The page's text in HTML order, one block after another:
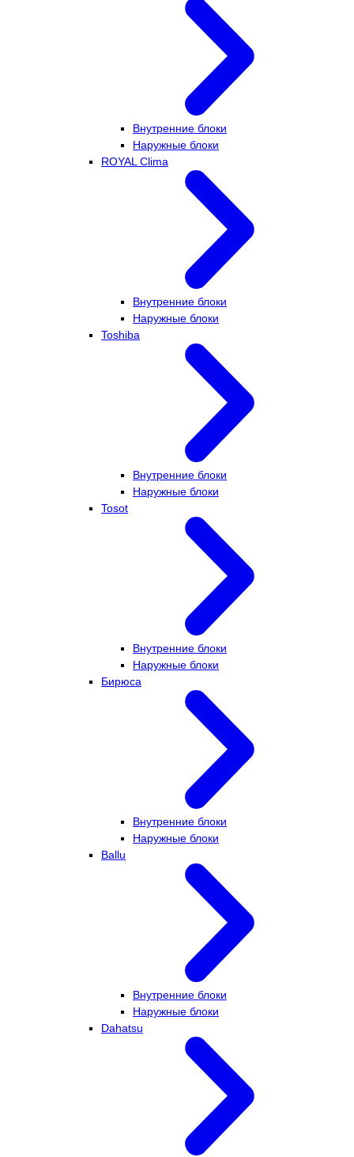
Внутренние блоки
Наружные блоки
ROYAL Clima
Внутренние блоки
Наружные блоки
Toshiba
Внутренние блоки
Наружные блоки
Tosot
Внутренние блоки
Наружные блоки
Бирюса
Внутренние блоки
Наружные блоки
Ballu
Внутренние блоки
Наружные блоки
Dahatsu